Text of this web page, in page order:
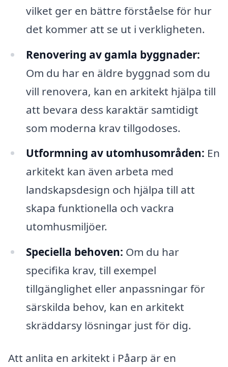
vilket ger en bättre förståelse för hur
det kommer att se ut i verkligheten.
Renovering av gamla byggnader:
Om du har en äldre byggnad som du
vill renovera, kan en arkitekt hjälpa till
att bevara dess karaktär samtidigt
som moderna krav tillgodoses.
Utformning av utomhusområden: En
arkitekt kan även arbeta med
landskapsdesign och hjälpa till att
skapa funktionella och vackra
utomhusmiljöer.
Speciella behoven: Om du har
specifika krav, till exempel
tillgänglighet eller anpassningar för
särskilda behov, kan en arkitekt
skräddarsy lösningar just för dig.
Att anlita en arkitekt i Påarp är en